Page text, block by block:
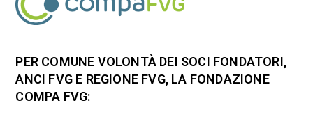
PER COMUNE VOLONTÀ DEI SOCI FONDATORI,
ANCI FVG E REGIONE FVG, LA FONDAZIONE
COMPA FVG: